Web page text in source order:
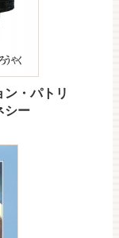
・パトリ
シー